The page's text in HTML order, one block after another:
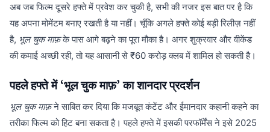
अब जब फिल्म दूसरे हफ्ते में प्रवेश कर चुकी है, सभी की नजर इस बात पर है कि
यह अपना मोमेंटम बनाए रखती है या नहीं। चूँकि अगले हफ्ते कोई बड़ी रिलीज़ नहीं
है, भूल चुक माफ़के पास आगे बढ़ने का पूरा मौका है। अगर शुक्रवार और वीकेंड
की कमाई अच्छी रही, तो यह आसानी से ₹60 करोड़ क्लब में शामिल हो सकती है।
पहले हफ्ते में ‘भूल चुक माफ़’ का शानदार प्रदर्शन
भूल चुक माफ़ने साबित कर दिया कि मजबूत कंटेंट और ईमानदार कहानी कहने का
तरीका फिल्म को हिट बना सकता है। पहले हफ्ते में इसकी परफॉर्मेंस ने इसे 2025